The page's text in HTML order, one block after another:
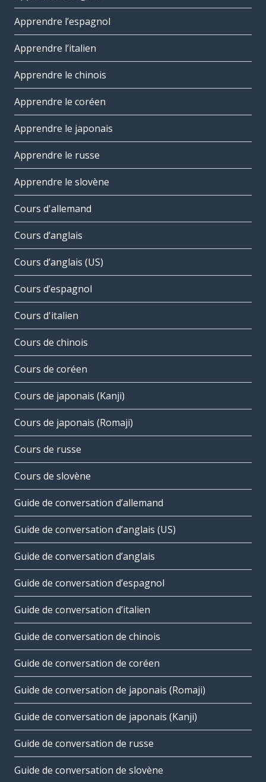
Apprendre l’espagnol
Apprendre l’italien
Apprendre le chinois
Apprendre le coréen
Apprendre le japonais
Apprendre le russe
Apprendre le slovène
Cours d'allemand
Cours d’anglais
Cours d’anglais (US)
Cours d’espagnol
Cours d'italien
Cours de chinois
Cours de coréen
Cours de japonais (Kanji)
Cours de japonais (Romaji)
Cours de russe
Cours de slovène
Guide de conversation d’allemand
Guide de conversation d’anglais (US)
Guide de conversation d’anglais
Guide de conversation d’espagnol
Guide de conversation d’italien
Guide de conversation de chinois
Guide de conversation de coréen
Guide de conversation de japonais (Romaji)
Guide de conversation de japonais (Kanji)
Guide de conversation de russe
Guide de conversation de slovène